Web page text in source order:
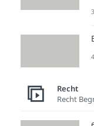
Recht
Recht